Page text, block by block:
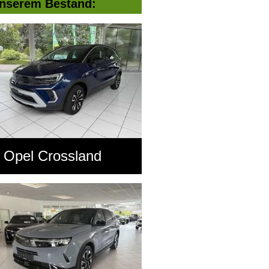
Bestand:
Opel Crossland